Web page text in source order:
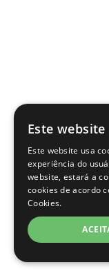
Este
Este website usa
experiência do
website, estará a
cookies de acordo
Cookies.